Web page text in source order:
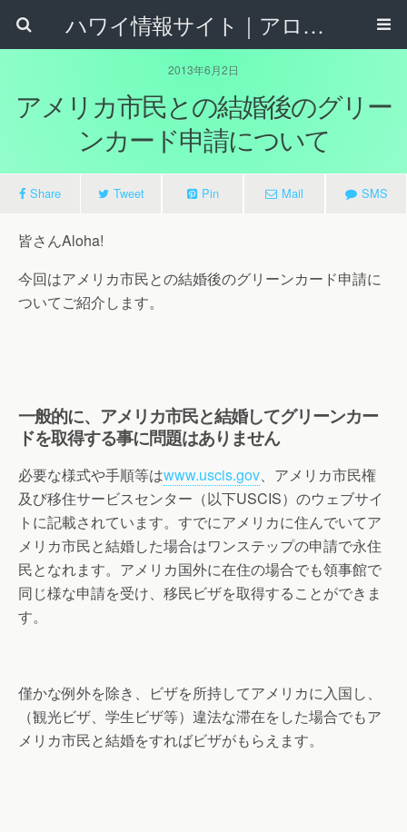
ハワイ情報サイト｜アロハタウンネット
2013年6月2日
アメリカ市民との結婚後のグリー
ンカード申請について
Share Tweet Pin Mail SMS
皆さんAloha!
今回はアメリカ市民との結婚後のグリーンカード申請に
ついてご紹介します。
一般的に、アメリカ市民と結婚してグリーンカー
ドを取得する事に問題はありません
必要な様式や手順等はwww.uscis.gov、アメリカ市民権
及び移住サービスセンター（以下USCIS）のウェブサイ
トに記載されています。すでにアメリカに住んでいてア
メリカ市民と結婚した場合はワンステップの申請で永住
民となれます。アメリカ国外に在住の場合でも領事館で
同じ様な申請を受け、移民ビザを取得することができま
す。
僅かな例外を除き、ビザを所持してアメリカに入国し、
（観光ビザ、学生ビザ等）違法な滞在をした場合でもア
メリカ市民と結婚をすればビザがもらえます。